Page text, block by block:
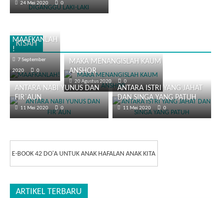
24 Mei 2020 0
KISAH
MAAFKANLAH
!
7 September
2020
0
MAKA MENANGISLAH KAUM
ANSHOR
20 Agustus 2020 0
ANTARA NABI YUNUS DAN
FIR`AUN
11 Mei 2020 0
ANTARA ISTRI YANG JAHAT
DAN SINGA YANG PATUH
11 Mei 2020 0
E-BOOK 42 DO'A UNTUK ANAK HAFALAN ANAK KITA
ARTIKEL TERBARU